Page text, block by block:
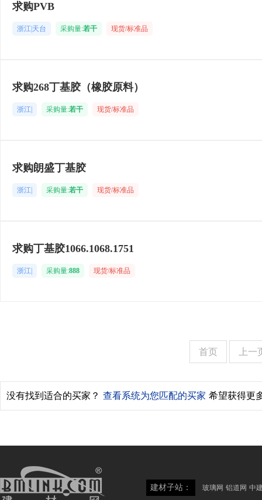
求购PVB
浙江|天台 采购量:若干 现货/标准品
求购268丁基胶（橡胶原料）
浙江| 采购量:若干 现货/标准品
求购朗盛丁基胶
浙江| 采购量:若干 现货/标准品
求购丁基胶1066.1068.1751
浙江| 采购量:888 现货/标准品
首页 上一
没有找到适合的买家？ 查看系统为您匹配的买家 希望获得更
建材子站： 玻璃网 铝道网 中